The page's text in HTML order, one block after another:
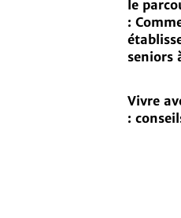
le
:
seniors
Vivre
: